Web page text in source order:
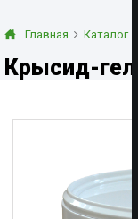
Главная Каталог
Крысид-гель